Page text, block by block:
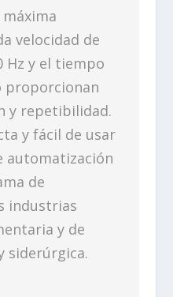
velocidad de
Hz y el tiempo
proporcionan
y repetibilidad.
y fácil de usar
automatización
de
industrias
y de
siderúrgica.